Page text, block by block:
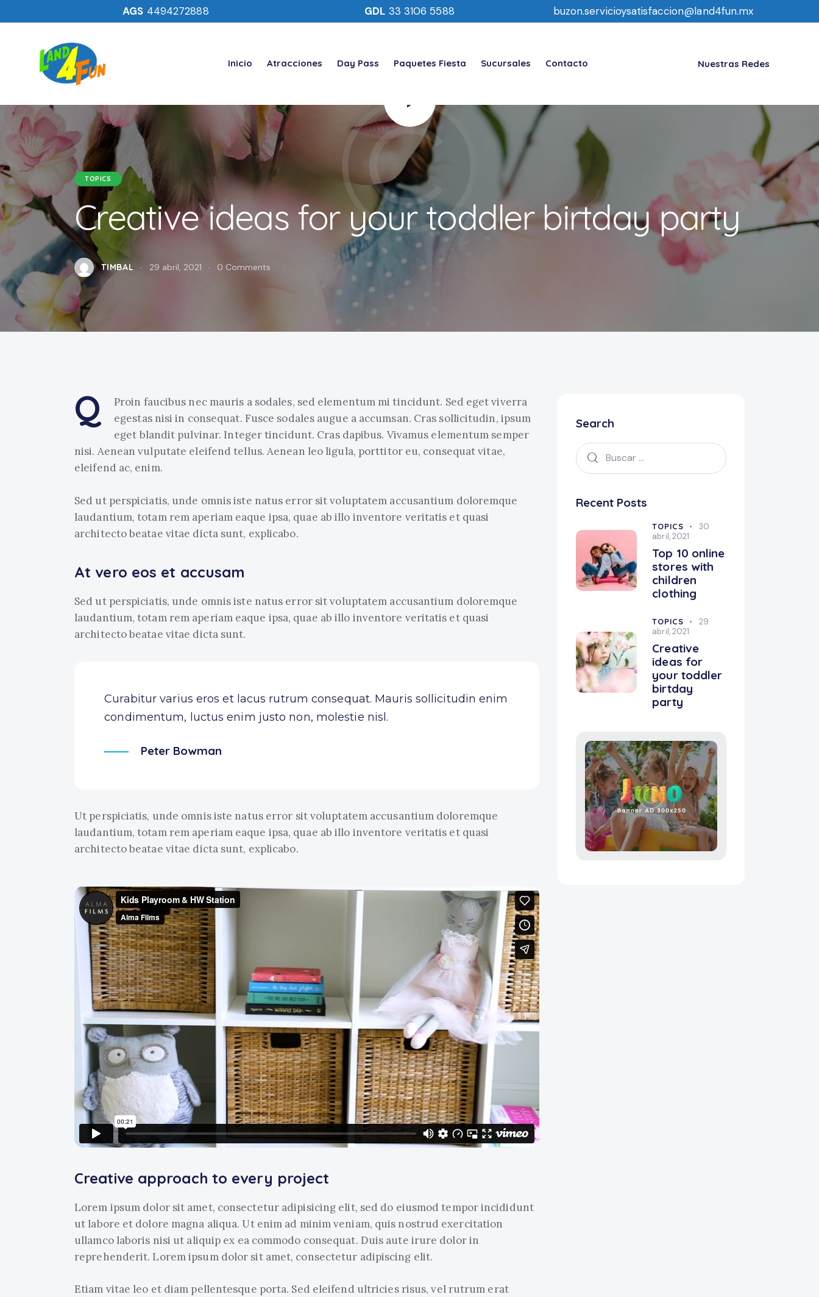
AGS 4494272888 GDL 33 3106 5588 buzon.servicioysatisfaccion@land4fun.mx
Inicio Atracciones Day Pass Paquetes Fiesta Sucursales Contacto Nuestras Redes
TOPICS
Creative ideas for your toddler birtday party
TIMBAL 29 abril, 2021 0 Comments
Q
Proin faucibus nec mauris a sodales, sed elementum mi tincidunt. Sed eget viverra
egestas nisi in consequat. Fusce sodales augue a accumsan. Cras sollicitudin, ipsum
eget blandit pulvinar. Integer tincidunt. Cras dapibus. Vivamus elementum semper
nisi. Aenean vulputate eleifend tellus. Aenean leo ligula, porttitor eu, consequat vitae,
eleifend ac, enim.
Sed ut perspiciatis, unde omnis iste natus error sit voluptatem accusantium doloremque
laudantium, totam rem aperiam eaque ipsa, quae ab illo inventore veritatis et quasi
architecto beatae vitae dicta sunt, explicabo.
At vero eos et accusam
Sed ut perspiciatis, unde omnis iste natus error sit voluptatem accusantium doloremque
laudantium, totam rem aperiam eaque ipsa, quae ab illo inventore veritatis et quasi
architecto beatae vitae dicta sunt.
Curabitur varius eros et lacus rutrum consequat. Mauris sollicitudin enim
condimentum, luctus enim justo non, molestie nisl.
Peter Bowman
Ut perspiciatis, unde omnis iste natus error sit voluptatem accusantium doloremque
laudantium, totam rem aperiam eaque ipsa, quae ab illo inventore veritatis et quasi
architecto beatae vitae dicta sunt, explicabo.
Creative approach to every project
Lorem ipsum dolor sit amet, consectetur adipisicing elit, sed do eiusmod tempor incididunt
ut labore et dolore magna aliqua. Ut enim ad minim veniam, quis nostrud exercitation
ullamco laboris nisi ut aliquip ex ea commodo consequat. Duis aute irure dolor in
reprehenderit. Lorem ipsum dolor sit amet, consectetur adipiscing elit.
Etiam vitae leo et diam pellentesque porta. Sed eleifend ultricies risus, vel rutrum erat
Search
Recent Posts
TOPICS
30
abril, 2021
Top 10 online
stores with
children
clothing
TOPICS
29
abril, 2021
Creative
ideas for
your toddler
birtday
party